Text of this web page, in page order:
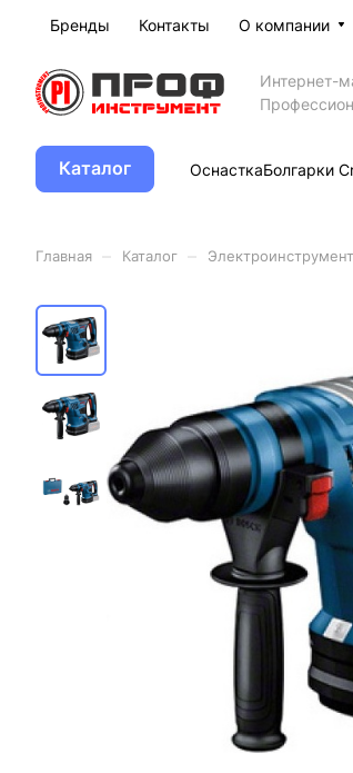
Бренды Контакты О компании
Интернет-
Каталог ОснасткаБолгарки
Главная Каталог